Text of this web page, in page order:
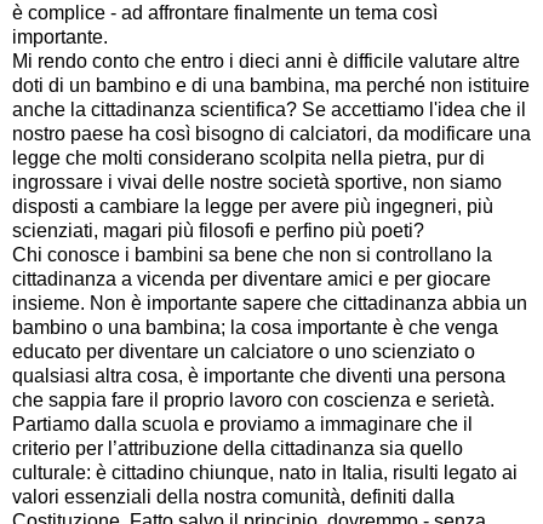
è complice - ad affrontare finalmente un tema così
importante.
Mi rendo conto che entro i dieci anni è difficile valutare altre
doti di un bambino e di una bambina, ma perché non istituire
anche la cittadinanza scientifica? Se accettiamo l'idea che il
nostro paese ha così bisogno di calciatori, da modificare una
legge che molti considerano scolpita nella pietra, pur di
ingrossare i vivai delle nostre società sportive, non siamo
disposti a cambiare la legge per avere più ingegneri, più
scienziati, magari più filosofi e perfino più poeti?
Chi conosce i bambini sa bene che non si controllano la
cittadinanza a vicenda per diventare amici e per giocare
insieme. Non è importante sapere che cittadinanza abbia un
bambino o una bambina; la cosa importante è che venga
educato per diventare un calciatore o uno scienziato o
qualsiasi altra cosa, è importante che diventi una persona
che sappia fare il proprio lavoro con coscienza e serietà.
Partiamo dalla scuola e proviamo a immaginare che il
criterio per l’attribuzione della cittadinanza sia quello
culturale: è cittadino chiunque, nato in Italia, risulti legato ai
valori essenziali della nostra comunità, definiti dalla